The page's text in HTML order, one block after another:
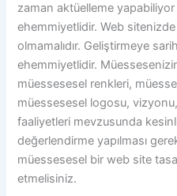
zaman aktüelleme
ehemmiyetlidir. Web sitenizde
olmamalıdır. Geliştirmeye
ehemmiyetlidir.
müessesesel renkleri,
müessesesel logosu,
faaliyetleri mevzusunda
değerlendirme yapılması
müessesesel bir web site
etmelisiniz.